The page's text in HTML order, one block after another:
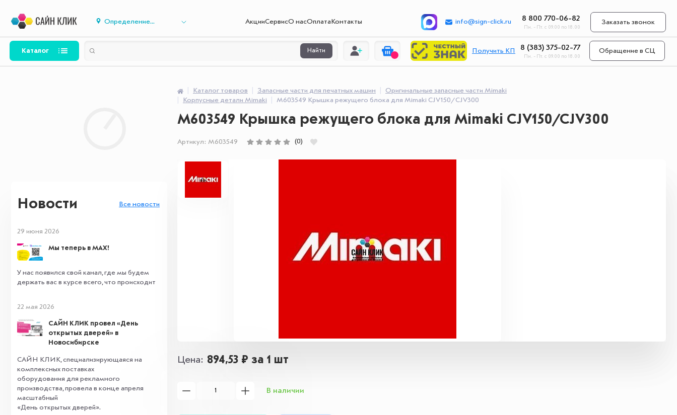
Определение... АкцииСервисО насОплата Контакты info@sign-click.ru 8 800 770-06-82
Пн. - Пт. с 09.00 по 18.00
Заказать звонок
Каталог Найти Получить КП 8 (383) 375-02-77
Пн. - Пт. с 09.00 по 18.00
Обращение в СЦ
Новости Все новости
29 июня 2026
Мы теперь в MAX!
У нас появился свой канал, где мы будем
держать вас в курсе всего, что происходит
22 мая 2026
САЙН КЛИК провел «День
открытых дверей» в
Новосибирске
САЙН КЛИК, специализирующаяся на
комплексных поставках
оборудования для рекламного
производства, провела в конце апреля
масштабный
«День открытых дверей».
Каталог товаров Запасные части для печатных машин
Оригинальные запасные части Mimaki
Корпусные детали Mimaki
M603549 Крышка режущего блока для Mimaki CJV150/CJV300
M603549 Крышка режущего блока для Mimaki CJV150/CJV300
Артикул: M603549 (0)
Цена 894,53 ₽ за 1 шт
В наличии